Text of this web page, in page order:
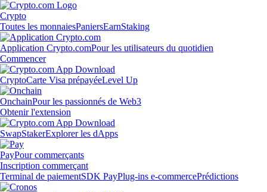
Crypto
Toutes les monnaiesPaniersEarnStaking
Application Crypto.comPour les utilisateurs du quotidien
Commencer
CryptoCarte Visa prépayéeLevel Up
OnchainPour les passionnés de Web3
Obtenir l'extension
SwapStakerExplorer les dApps
PayPour commerçants
Inscription commerçant
Terminal de paiementSDK PayPlug-ins e-commercePrédictions